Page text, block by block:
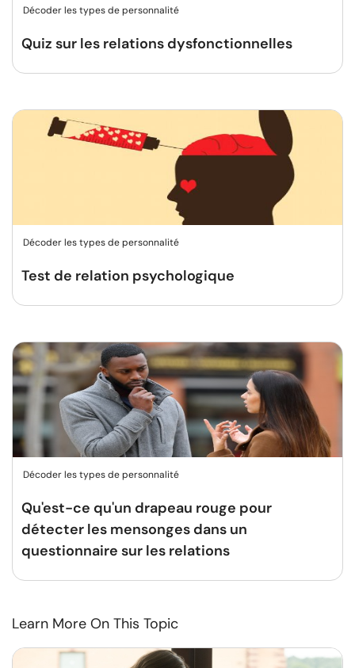
Décoder les types de personnalité
Quiz sur les relations dysfonctionnelles
Décoder les types de personnalité
Test de relation psychologique
Décoder les types de personnalité
Qu'est-ce qu'un drapeau rouge pour
détecter les mensonges dans un
questionnaire sur les relations
Learn More On This Topic